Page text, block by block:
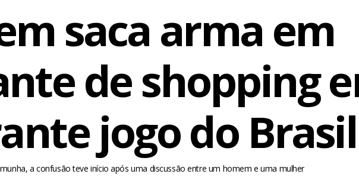
saca arma em
de shopping
jogo do Brasil
a confusão teve início após uma discussão entre um homem e uma mulher